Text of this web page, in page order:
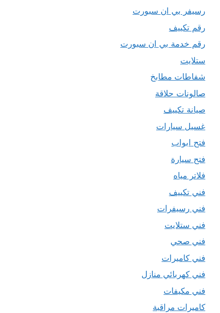
رسيفر بي ان سبورت
رقم تكييف
رقم خدمة بي ان سبورت
ستلايت
شفاطات مطابخ
صالونات حلاقة
صيانة تكييف
غسيل سيارات
فتح ابواب
فتح سيارة
فلاتر مياه
فني تكييف
فني رسيفرات
فني ستلايت
فني صحي
فني كاميرات
فني كهربائي منازل
فني مكيفات
كاميرات مراقبة